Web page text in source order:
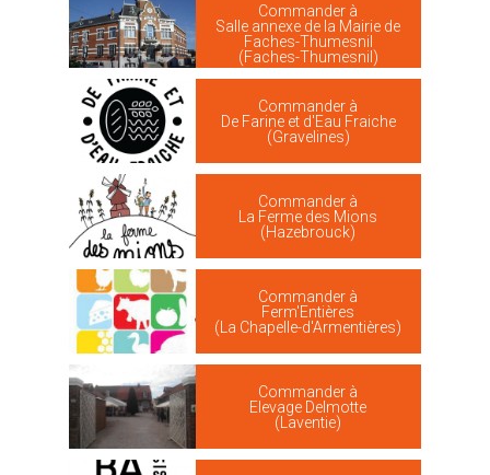
Commander à
Salle annexe de la Mairie de
Faches-Thumesnil
(Faches-Thumesnil)
Commander à
De Farine et d'Eau Fraiche
(Gravelines)
Commander à
La Ferme des Mions
(Hazebrouck)
Commander à
Ferm'Entières
(La Chapelle-d'Armentières)
Commander à
Elevage Delmotte
(Laventie)